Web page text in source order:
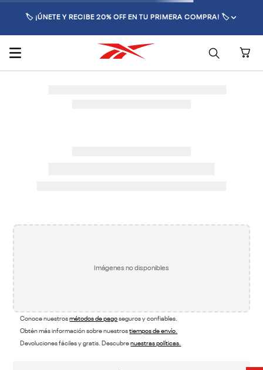
🏷️ ¡ÚNETE Y RECIBE 20% OFF EN TU PRIMERA COMPRA! 🏷️
Imágenes no disponibles
Conoce nuestrosmétodos de pagoseguros y confiables.
Obtén más información sobre nuestrostiempos de envío.
Devoluciones fáciles y gratis. Descubrenuestras políticas.